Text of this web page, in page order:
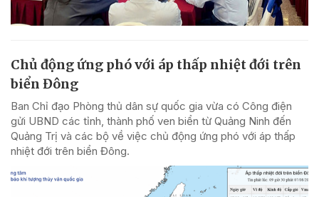
Chủ động ứng phó với áp thấp nhiệt đới trên
biển Đông
Ban Chỉ đạo Phòng thủ dân sự quốc gia vừa có Công điện
gửi UBND các tỉnh, thành phố ven biển từ Quảng Ninh đến
Quảng Trị và các bộ về việc chủ động ứng phó với áp thấp
nhiệt đới trên biển Đông.